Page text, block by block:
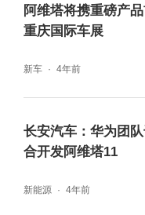
全保障，阿维塔车
系无混装。新阿
部撞击10倍能量
增程版搭载
阿维塔将携重磅产
重庆国际车展
新车 4年前
长安汽车：华为团
合开发阿维塔11
新能源 4年前